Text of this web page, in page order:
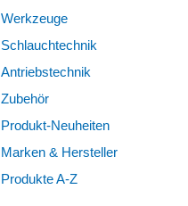
Werkzeuge
Schlauchtechnik
Antriebstechnik
Zubehör
Produkt-Neuheiten
Marken & Hersteller
Produkte A-Z